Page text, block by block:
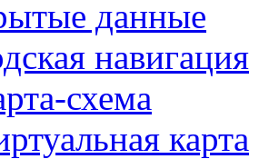
данные
навигация
схема
карта